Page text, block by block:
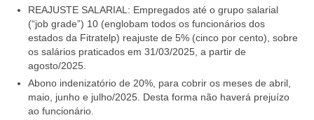
REAJUSTE SALARIAL: Empregados até o grupo salarial
(“job grade”) 10 (englobam todos os funcionários dos
estados da Fitratelp) reajuste de 5% (cinco por cento), sobre
os salários praticados em 31/03/2025, a partir de
agosto/2025.
Abono indenizatório de 20%, para cobrir os meses de abril,
maio, junho e julho/2025. Desta forma não haverá prejuízo
ao funcionário.